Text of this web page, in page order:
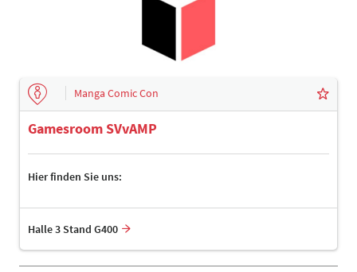
Manga Comic Con
Gamesroom SVvAMP
Hier finden Sie uns:
Halle 3 Stand G400